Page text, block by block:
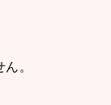
。